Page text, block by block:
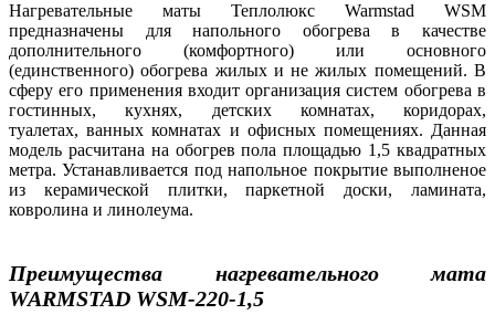
Нагревательные маты Теплолюкс Warmstad WSM
предназначены для напольного обогрева в качестве
дополнительного (комфортного) или основного
(единственного) обогрева жилых и не жилых помещений. В
сферу его применения входит организация систем обогрева в
гостинных, кухнях, детских комнатах, коридорах,
туалетах, ванных комнатах и офисных помещениях. Данная
модель расчитана на обогрев пола площадью 1,5 квадратных
метра. Устанавливается под напольное покрытие выполненое
из керамической плитки, паркетной доски, ламината,
ковролина и линолеума.
Преимущества нагревательного мата
WARMSTAD WSM-220-1,5